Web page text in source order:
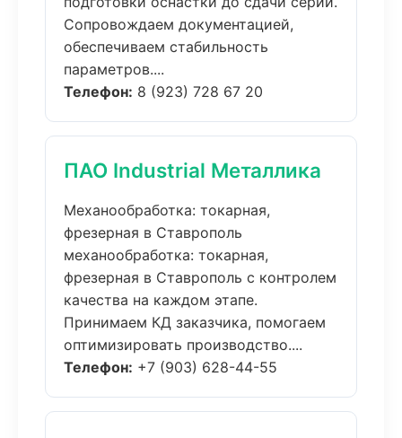
Сопровождаем документацией,
обеспечиваем стабильность
параметров....
Телефон: 8 (923) 728 67 20
ПАО Industrial Металлика
Механообработка: токарная,
фрезерная в Ставрополь
механообработка: токарная,
фрезерная в Ставрополь с контролем
качества на каждом этапе.
Принимаем КД заказчика, помогаем
оптимизировать производство....
Телефон: +7 (903) 628-44-55